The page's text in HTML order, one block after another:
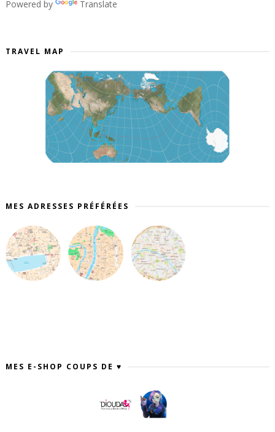
Powered by Translate
TRAVEL MAP
MES ADRESSES PRÉFÉRÉES
MES E-SHOP COUPS DE ♥